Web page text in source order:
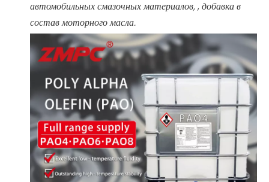
автомобильных смазочных материалов,, добавка в
состав моторного масла.